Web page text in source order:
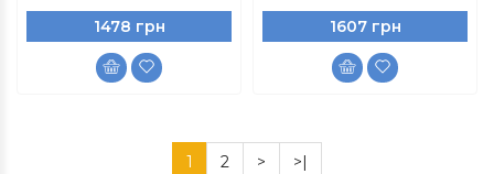
1478 грн
1607 грн
1 2 > >|